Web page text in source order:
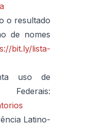
o resultado
de nomes
bit.ly/lista-
uso de
Latino-